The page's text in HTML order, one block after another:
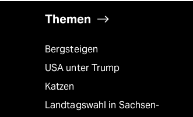
Themen
Bergsteigen
USA unter Trump
Katzen
Landtagswahl in Sachsen-